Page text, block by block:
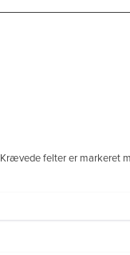
Krævede felter er markeret